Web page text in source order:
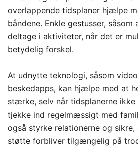
overlappende tidsplaner hjælpe
båndene. Enkle gestusser,
deltage i aktiviteter, når det er
betydelig forskel.
At udnytte teknologi, såsom
beskedapps, kan hjælpe med at
stærke, selv når tidsplanerne ikke
tjekke ind regelmæssigt med
også styrke relationerne og
støtte forbliver tilgængelig på